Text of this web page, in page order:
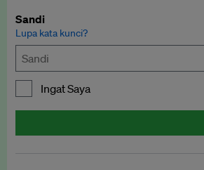
Sandi
Lupa kata kunci?
Ingat Saya